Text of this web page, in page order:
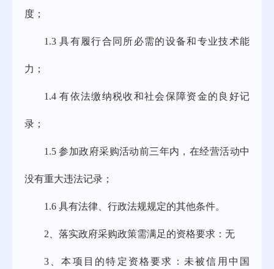
度；
1.3 具有履行合同所必需的设备和专业技术能
力；
1.4 有依法缴纳税收和社会保障资金的良好记
录；
1.5 参加政府采购活动前三年内，在经营活动中
没有重大违法记录；
1.6 具有法律、行政法规规定的其他条件。
2、 落实政府采购政策需满足的资格要求：无
3、本项目的特定资格要求：未被信用中国